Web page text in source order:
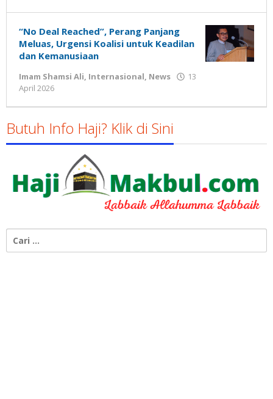
Susanto
“No Deal Reached”, Perang Panjang
Meluas, Urgensi Koalisi untuk Keadilan
dan Kemanusiaan
Imam Shamsi Ali, Internasional, News
13
April 2026
Susanto
Butuh Info Haji? Klik di Sini
untuk: